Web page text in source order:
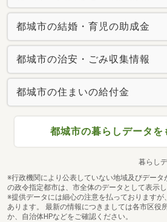
都城市の結婚・育児の助成金
都城市の治安・ごみ収集情報
都城市の住まいの給付金
都城市の暮らしデータを
暮らし
※行政機関により公表していない地域及びデー
の政令指定都市は、市全体のデータとして表示し
※提供データには細心の注意を払っております
あります。 最新の情報につきましては各市区役
か、自治体HPなどをご確認ください。